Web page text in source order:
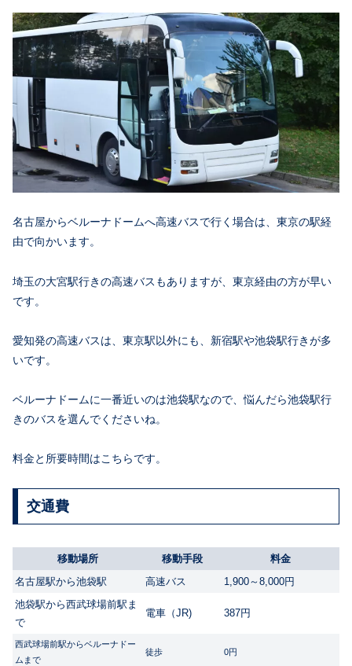
名古屋からベルーナドームへ高速バスで行く場合は、東京の駅経
由で向かいます。
埼玉の大宮駅行きの高速バスもありますが、東京経由の方が早い
です。
愛知発の高速バスは、東京駅以外にも、新宿駅や池袋駅行きが多
いです。
ベルーナドームに一番近いのは池袋駅なので、悩んだら池袋駅行
きのバスを選んでくださいね。
料金と所要時間はこちらです。
交通費
移動場所 移動手段
料金
名古屋駅から池袋駅
高速バス
1,900～8,000円
池袋駅から西武球場前駅ま
で
電車（JR) 387円
西武球場前駅からベルーナドー
ムまで
徒歩 0円